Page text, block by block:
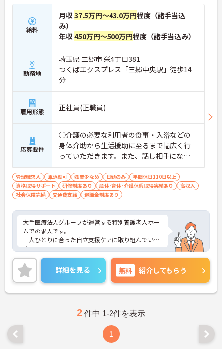
給料
月収37.5万円～43.0万円程度（諸手当込
み）
年収450万円～500万円程度（諸手当込み）
勤務地
埼玉県 三郷市 栄4丁目381
つくばエクスプレス「三郷中央駅」徒歩14
分
雇用形態 正社員(正職員)
応募要件
◯介護の必要な利用者の食事・入浴などの
身体介助から生活援助に至るまで幅広く行
っていただきます。また、話し相手になる
などの精神面でのフォローも重要なお仕事
です。 ◆全室個室・ユニット型の新しい特
養です／使い慣れた家具や調度、ご愛用の
品々をおもちいただけます。◆ 140床は全室
個室、10部屋を1ユニット（生活単位）とし
て、専用のリビングを備えています。居室は
すべて個室で、約8畳の広々としたプライバ
シーに配慮されたお部屋です。ベッド・床
頭台・エアコン・照明・鏡・カーテンなど
は設置されています。 ◆ユニットケアとい
う小規模単位の暮らしのなかでスタッフと
顔馴染みになり、こころ通うコミュニケー
ションが生まれます◆ 10人(10室)を1ユニッ
れた介護スタイルがユニットケアの大きな
でより自分らしく、そして10人のための共
同リビングでは専任スタッフや、同じユニ
管理職求人 車通勤可 残業少なめ 日勤のみ
年間休日110日以上
資格取得サポート
研修制度あり 産休･育休･介護休暇取得実績あり
高収入
社会保険完備
交通費支給 退職金制度あり
大手医療法人グループが運営する特別養護老人ホー
ムでの求人です。
一人ひとりに合った自立支援ケアに取り組んでいま
す。
母体の安定感からお休みを取得しやすく、有給休暇
の消化率も高いのでプライベートの時間も大切にし
て頂きながら業務にあたることができます。ご興味
のある方はお気軽にお問い合わせ下さいませ。
詳細を見る 無料 紹介してもらう
2 件中 1-2件を表示
1